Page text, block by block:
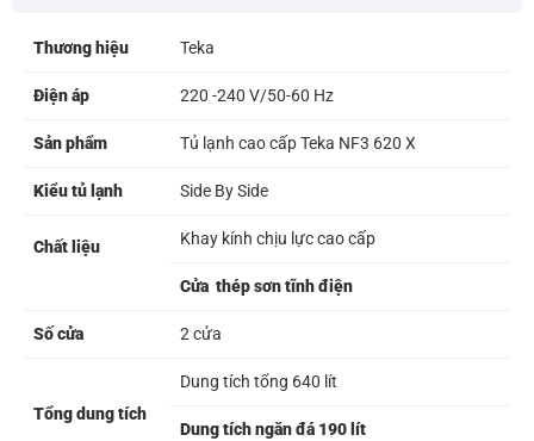
Thương hiệu Teka
Điện áp 220 -240 V/50-60 Hz
Sản phẩm Tủ lạnh cao cấp Teka NF3 620 X
Kiểu tủ lạnh Side By Side
Chất liệu Khay kính chịu lực cao cấp
Cửa thép sơn tĩnh điện
Số cửa 2 cửa
Tổng dung tích
Dung tích tổng 640 lít
Dung tích ngăn đá 190 lít